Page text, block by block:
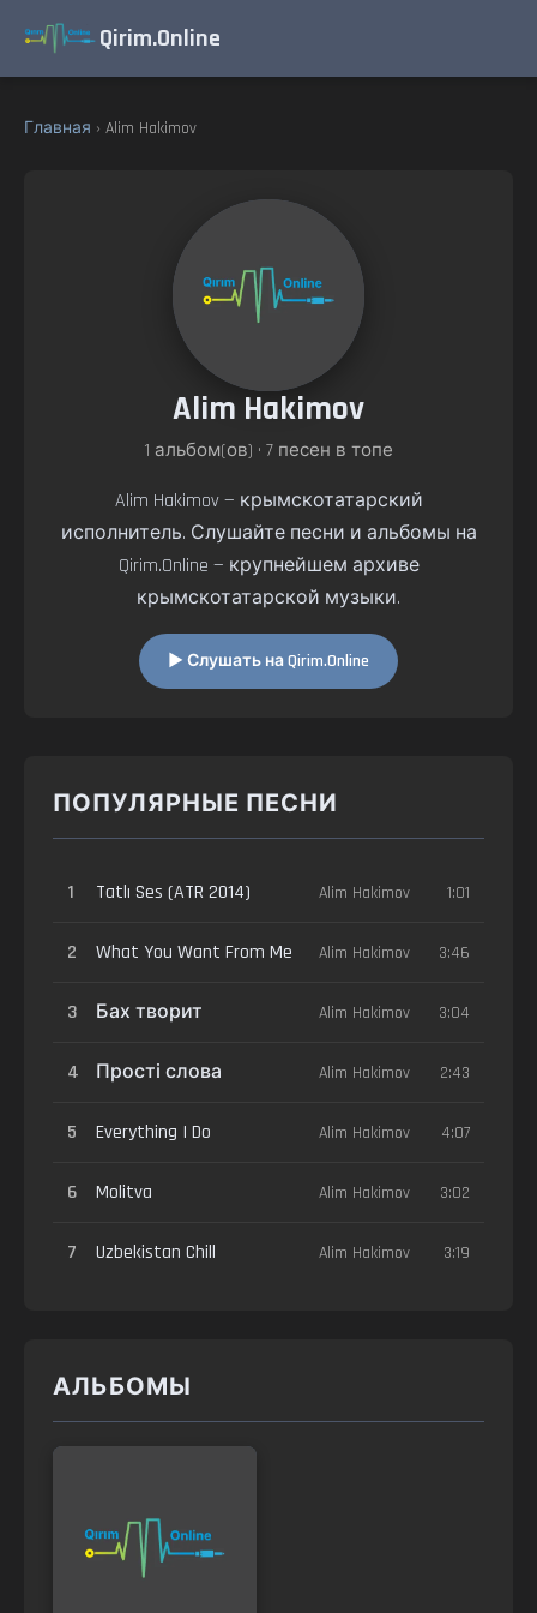
Qirim.Online
Главная › Alim Hakimov
Alim Hakimov
1 альбом(ов) • 7 песен в топе
Alim Hakimov — крымскотатарский
исполнитель. Слушайте песни и альбомы на
Qirim.Online — крупнейшем архиве
крымскотатарской музыки.
▶ Слушать на Qirim.Online
ПОПУЛЯРНЫЕ ПЕСНИ
1 Tatlı Ses (ATR 2014) Alim Hakimov 1:01
2 What You Want From Me Alim Hakimov 3:46
3 Бах творит Alim Hakimov 3:04
4 Прості слова Alim Hakimov 2:43
5 Everything I Do Alim Hakimov 4:07
6 Molitva Alim Hakimov 3:02
7 Uzbekistan Chill Alim Hakimov 3:19
АЛЬБОМЫ